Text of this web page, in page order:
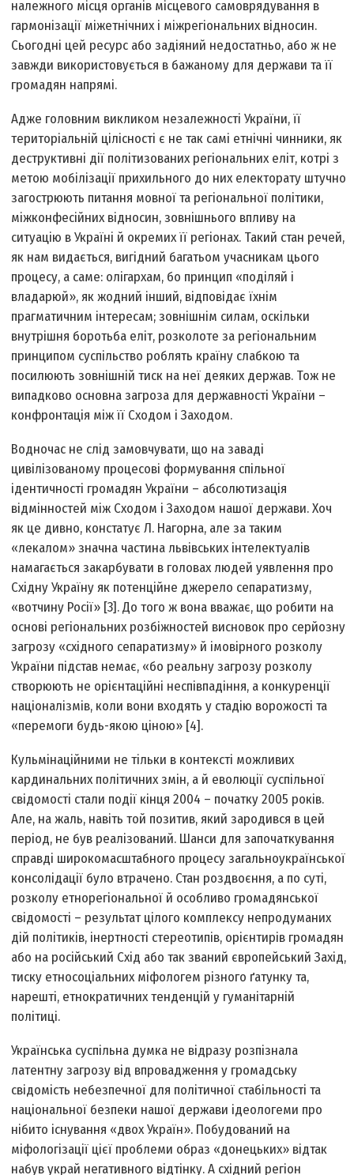
належного місця органів місцевого самоврядування в
гармонізації міжетнічних і міжрегіональних відносин.
Сьогодні цей ресурс або задіяний недостатньо, або ж не
завжди використовується в бажаному для держави та її
громадян напрямі.
Адже головним викликом незалежності України, її
територіальній цілісності є не так самі етнічні чинники, як
деструктивні дії політизованих регіональних еліт, котрі з
метою мобілізації прихильного до них електорату штучно
загострюють питання мовної та регіональної політики,
міжконфесійних відносин, зовнішнього впливу на
ситуацію в Україні й окремих її регіонах. Такий стан речей,
як нам видається, вигідний багатьом учасникам цього
процесу, а саме: олігархам, бо принцип «поділяй і
владарюй», як жодний інший, відповідає їхнім
прагматичним інтересам; зовнішнім силам, оскільки
внутрішня боротьба еліт, розколоте за регіональним
принципом суспільство роблять країну слабкою та
посилюють зовнішній тиск на неї деяких держав. Тож не
випадково основна загроза для державності України –
конфронтація між її Сходом і Заходом.
Водночас не слід замовчувати, що на заваді
цивілізованому процесові формування спільної
ідентичності громадян України – абсолютизація
відмінностей між Сходом і Заходом нашої держави. Хоч
як це дивно, констатує Л. Нагорна, але за таким
«лекалом» значна частина львівських інтелектуалів
намагається закарбувати в головах людей уявлення про
Східну Україну як потенційне джерело сепаратизму,
«вотчину Росії» [3]. До того ж вона вважає, що робити на
основі регіональних розбіжностей висновок про серйозну
загрозу «східного сепаратизму» й імовірного розколу
України підстав немає, «бо реальну загрозу розколу
створюють не орієнтаційні неспівпадіння, а конкуренції
націоналізмів, коли вони входять у стадію ворожості та
«перемоги будь-якою ціною» [4].
Кульмінаційними не тільки в контексті можливих
кардинальних політичних змін, а й еволюції суспільної
свідомості стали події кінця 2004 – початку 2005 років.
Але, на жаль, навіть той позитив, який зародився в цей
період, не був реалізований. Шанси для започаткування
справді широкомасштабного процесу загальноукраїнської
консолідації було втрачено. Стан роздвоєння, а по суті,
розколу етнорегіональної й особливо громадянської
свідомості – результат цілого комплексу непродуманих
дій політиків, інертності стереотипів, орієнтирів громадян
або на російський Схід або так званий європейський Захід,
тиску етносоціальних міфологем різного ґатунку та,
нарешті, етнократичних тенденцій у гуманітарній
політиці.
Українська суспільна думка не відразу розпізнала
латентну загрозу від впровадження у громадську
свідомість небезпечної для політичної стабільності та
національної безпеки нашої держави ідеологеми про
нібито існування «двох Україн». Побудований на
міфологізації цієї проблеми образ «донецьких» відтак
набув украй негативного відтінку. А східний регіон